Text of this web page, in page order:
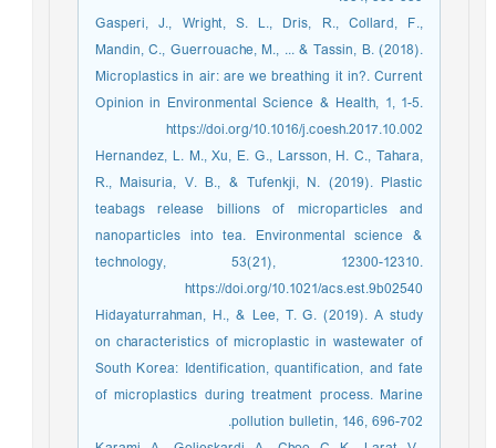
Gasperi, J., Wright, S. L., Dris, R., Collard, F.,
Mandin, C., Guerrouache, M., ... & Tassin, B. (2018).
Microplastics in air: are we breathing it in?. Current
Opinion in Environmental Science & Health, 1, 1-5.
https://doi.org/10.1016/j.coesh.2017.10.002
Hernandez, L. M., Xu, E. G., Larsson, H. C., Tahara,
R., Maisuria, V. B., & Tufenkji, N. (2019). Plastic
teabags release billions of microparticles and
nanoparticles into tea. Environmental science &
technology, 53(21), 12300-12310.
https://doi.org/10.1021/acs.est.9b02540
Hidayaturrahman, H., & Lee, T. G. (2019). A study
on characteristics of microplastic in wastewater of
South Korea: Identification, quantification, and fate
of microplastics during treatment process. Marine
pollution bulletin, 146, 696-702.